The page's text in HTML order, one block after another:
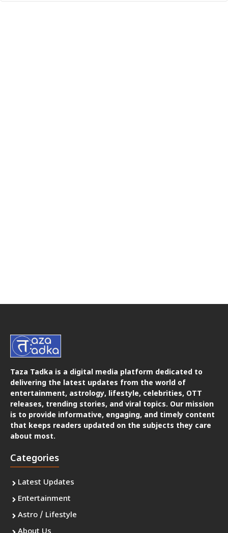
Taza Tadka is a digital media platform dedicated to
delivering the latest updates from the world of
entertainment, astrology, lifestyle, celebrities, OTT
releases, trending stories, and viral topics. Our mission
is to provide informative, engaging, and timely content
that keeps readers updated on the subjects they care
about most.
Categories
Latest Updates
Entertainment
Astro / Lifestyle